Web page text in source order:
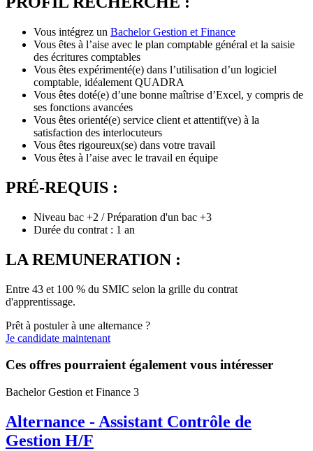
Vous intégrez un Bachelor Gestion et Finance
Vous êtes à l’aise avec le plan comptable général et la saisie
des écritures comptables
Vous êtes expérimenté(e) dans l’utilisation d’un logiciel
comptable, idéalement QUADRA
Vous êtes doté(e) d’une bonne maîtrise d’Excel, y compris de
ses fonctions avancées
Vous êtes orienté(e) service client et attentif(ve) à la
satisfaction des interlocuteurs
Vous êtes rigoureux(se) dans votre travail
Vous êtes à l’aise avec le travail en équipe
PRÉ-REQUIS :
Niveau bac +2 / Préparation d'un bac +3
Durée du contrat : 1 an
LA REMUNERATION :
Entre 43 et 100 % du SMIC selon la grille du contrat
d'apprentissage.
Prêt à postuler à une alternance ?
Je candidate maintenant
Ces offres pourraient également vous intéresser
Bachelor Gestion et Finance 3
Alternance - Assistant Contrôle de
Gestion H/F